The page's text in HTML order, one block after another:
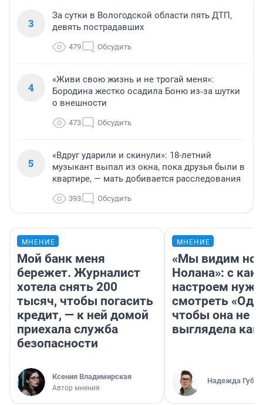
3
За сутки в Вологодской области пять ДТП,
девять пострадавших
479 Обсудить
4
«Живи свою жизнь и не трогай меня»:
Бородина жестко осадила Боню из‑за шутки
о внешности
473 Обсудить
5
«Вдруг ударили и скинули»: 18-летний
музыкант выпал из окна, пока друзья были в
квартире, — мать добивается расследования
393 Обсудить
МНЕНИЕ
Мой банк меня
бережет. Журналист
хотела снять 200
тысяч, чтобы погасить
кредит, — к ней домой
приехала служба
безопасности
Ксения Владимирская
Автор мнения
МНЕНИЕ
«Мы видим
Нолана»: с
настроем
смотреть
чтобы она не
выглядела как
Надежда